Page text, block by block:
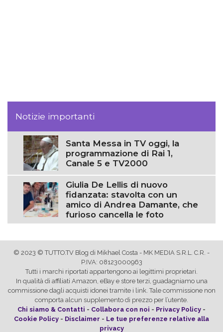
Notizie importanti
Santa Messa in TV oggi, la
programmazione di Rai 1,
Canale 5 e TV2000
Giulia De Lellis di nuovo
fidanzata: stavolta con un
amico di Andrea Damante, che
furioso cancella le foto
© 2023 © TUTTO.TV Blog di Mikhael Costa - MK MEDIA S.R.L. C.R. -
P.IVA: 08123000963
Tutti i marchi riportati appartengono ai legittimi proprietari.
In qualità di affiliati Amazon, eBay e store terzi, guadagniamo una
commissione dagli acquisti idonei tramite i link. Tale commissione non
comporta alcun supplemento di prezzo per l’utente.
Chi siamo & Contatti - Collabora con noi - Privacy Policy -
Cookie Policy - Disclaimer - Le tue preferenze relative alla
privacy